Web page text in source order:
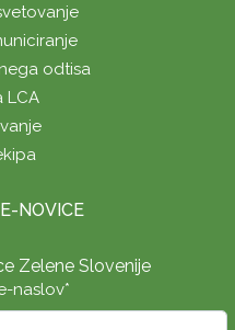
odtisa
LCA
NOVICE
Zelene Slovenije
naslov*